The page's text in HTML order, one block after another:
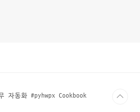
자동화 #pyhwpx Cookbook